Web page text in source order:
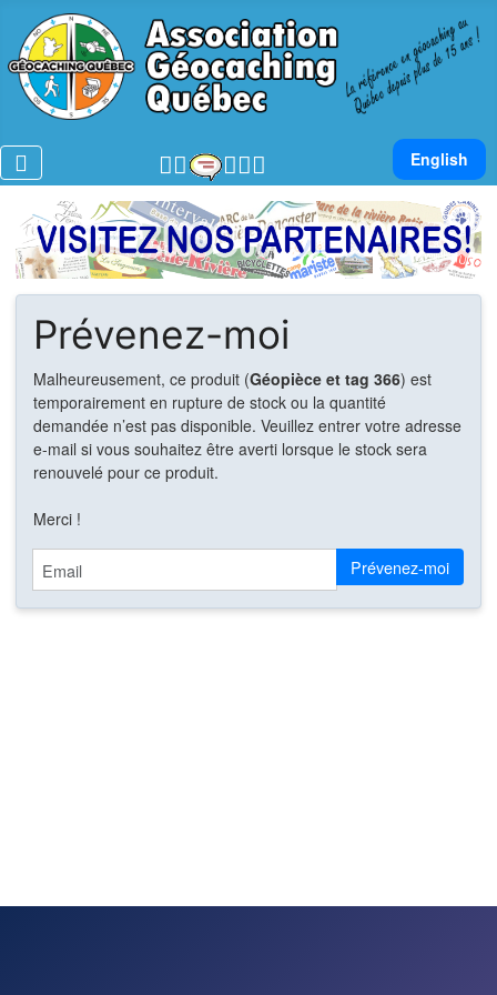
Sélectionnez
English
Prévenez-moi
Malheureusement, ce produit (Géopièce et tag 366) est
temporairement en rupture de stock ou la quantité
demandée n’est pas disponible. Veuillez entrer votre adresse
e-mail si vous souhaitez être averti lorsque le stock sera
renouvelé pour ce produit.
Merci !
Prévenez-moi